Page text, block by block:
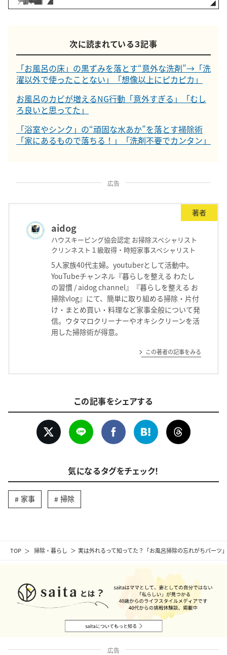
TOP 掃除・暮らし 実は外れるって知ってた？「お風呂掃除の忘れがちパーツ
次に読まれている３記事
「お風呂の床」の黒ずみを落とす“意外な洗剤”→「洗
濯以外で使ったことない」「想像以上にピカピカ」
お風呂のカビが増えるNG行動「意外すぎる」「むし
ろ良いと思ってた」
「浴室やシンク」の“頑固な水あか”を落とす掃除術
「家にあるもので落ちる！」「洗剤不要でカンタン」
広告
著者
aidog
ハウスキーピング協会認定 お掃除スペシャリスト
クリンネスト１級取得・時短家事スペシャリスト
5人家族40代主婦。youtuberとして活動中。
YouTubeチャンネル『暮らしを整える わたし
の習慣 / aidog channel』『暮らしを整える お
掃除vlog』にて、簡単に取り組める掃除・片付
け・まとめ買い・料理など家事全般について発
信。ウタマロクリーナーやオキシクリーンを活
用した掃除術が得意。
この著者の記事をみる
この記事をシェアする
気になるタグをチェック！
家事 掃除
広告